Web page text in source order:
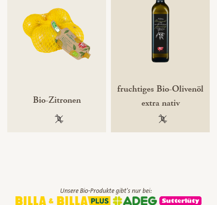
Bio-Zitronen
100 % gentechnikfrei
fruchtiges Bio-Olivenöl
extra nativ
100 %
Unsere Bio-Produkte gibt's nur bei: